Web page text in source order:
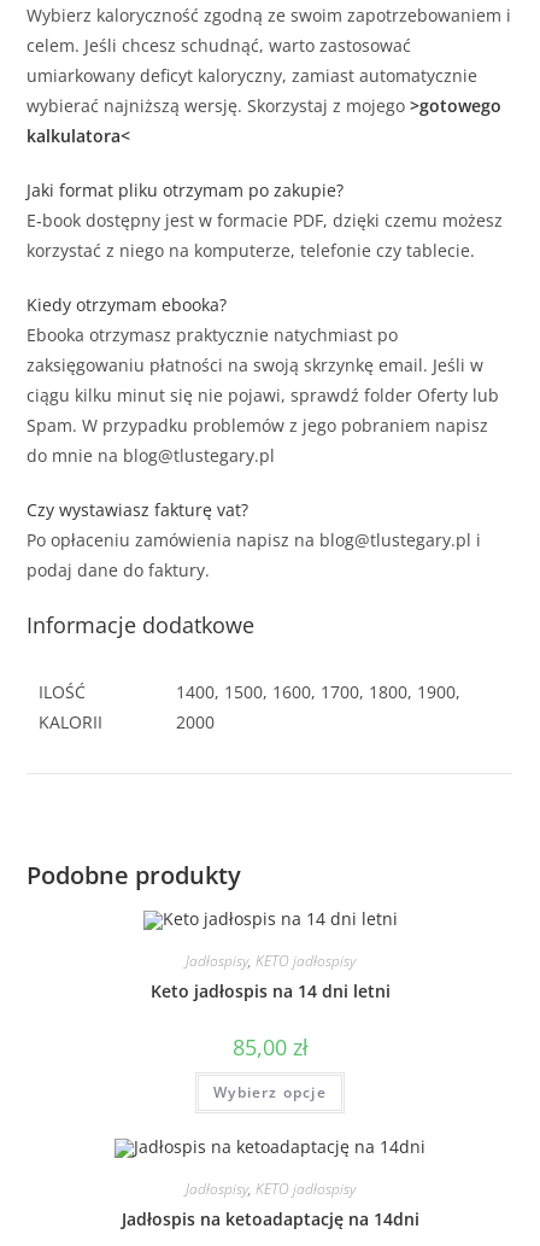
Wybierz kaloryczność zgodną ze swoim zapotrzebowaniem i
celem. Jeśli chcesz schudnąć, warto zastosować
umiarkowany deficyt kaloryczny, zamiast automatycznie
wybierać najniższą wersję. Skorzystaj z mojego>gotowego
kalkulatora<
Jaki format pliku otrzymam po zakupie?
E‑book dostępny jest w formacie PDF, dzięki czemu możesz
korzystać z niego na komputerze, telefonie czy tablecie.
Kiedy otrzymam ebooka?
Ebooka otrzymasz praktycznie natychmiast po
zaksięgowaniu płatności na swoją skrzynkę email. Jeśli w
ciągu kilku minut się nie pojawi, sprawdź folder Oferty lub
Spam. W przypadku problemów z jego pobraniem napisz
do mnie na blog@tlustegary.pl
Czy wystawiasz fakturę vat?
Po opłaceniu zamówienia napisz na blog@tlustegary.pl i
podaj dane do faktury.
Informacje dodatkowe
ILOŚĆ
KALORII
1400, 1500, 1600, 1700, 1800, 1900,
2000
Podobne produkty
Jadłospisy, KETO jadłospisy
Keto jadłospis na 14 dni letni
85,00 zł
Wybierz opcje
Jadłospisy, KETO jadłospisy
Jadłospis na ketoadaptację na 14dni